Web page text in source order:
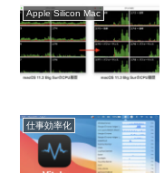
Apple Silicon Mac
仕事効率化